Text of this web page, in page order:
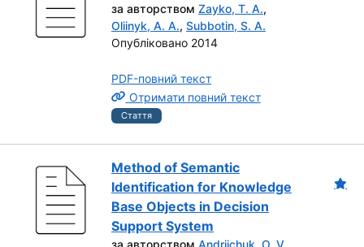
за авторством Zayko, T. A.,
Oliinyk, A. A., Subbotin, S. A.
Опубліковано 2014
PDF-повний текст
Отримати повний текст
Стаття
Method of Semantic
Identification for Knowledge
Base Objects in Decision
Support System
за авторством Andriichuk, O. V.